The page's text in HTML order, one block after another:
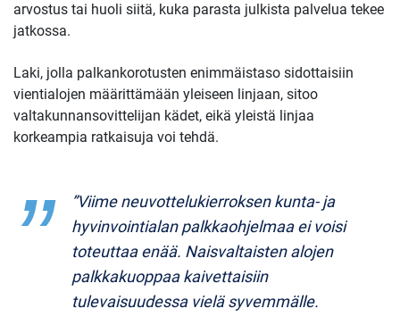
arvostus tai huoli siitä, kuka parasta julkista palvelua tekee
jatkossa.
Laki, jolla palkankorotusten enimmäistaso sidottaisiin
vientialojen määrittämään yleiseen linjaan, sitoo
valtakunnansovittelijan kädet, eikä yleistä linjaa
korkeampia ratkaisuja voi tehdä.
”Viime neuvottelukierroksen kunta- ja
hyvinvointialan palkkaohjelmaa ei voisi
toteuttaa enää. Naisvaltaisten alojen
palkkakuoppaa kaivettaisiin
tulevaisuudessa vielä syvemmälle.